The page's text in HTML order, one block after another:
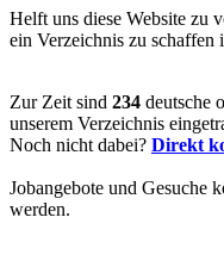
Helft uns diese Website zu
ein Verzeichnis zu schaffen
Zur Zeit sind 234 deutsche
unserem Verzeichnis
Noch nicht dabei? Direkt
Jobangebote und Gesuche
werden.